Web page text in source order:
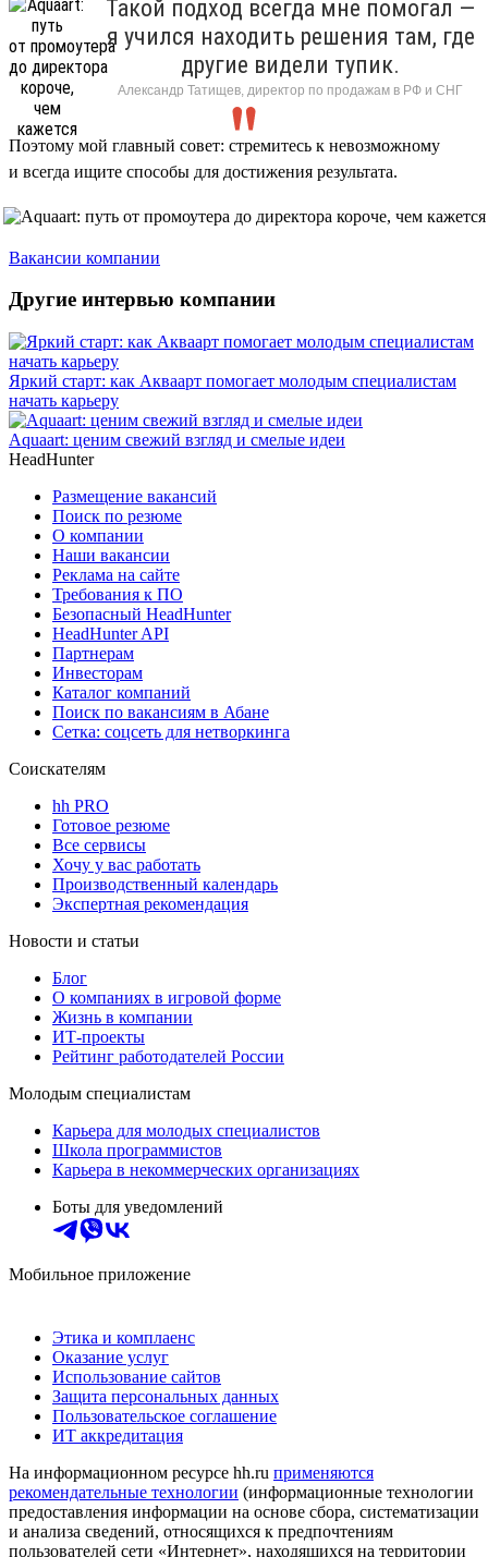
Такой подход всегда мне помогал —
я учился находить решения там, где
другие видели тупик.
Александр Татищев, директор по продажам в РФ и СНГ
Поэтому мой главный совет: стремитесь к невозможному
и всегда ищите способы для достижения результата.
Вакансии компании
Другие интервью компании
Яркий старт: как Акваарт помогает молодым специалистам
начать карьеру
Aquaart: ценим свежий взгляд и смелые идеи
HeadHunter
Размещение вакансий
Поиск по резюме
О компании
Наши вакансии
Реклама на сайте
Требования к ПО
Безопасный HeadHunter
HeadHunter API
Партнерам
Инвесторам
Каталог компаний
Поиск по вакансиям в Абане
Сетка: соцсеть для нетворкинга
Соискателям
hh PRO
Готовое резюме
Все сервисы
Хочу у вас работать
Производственный календарь
Экспертная рекомендация
Новости и статьи
Блог
О компаниях в игровой форме
Жизнь в компании
ИТ-проекты
Рейтинг работодателей России
Молодым специалистам
Карьера для молодых специалистов
Школа программистов
Карьера в некоммерческих организациях
Боты для уведомлений
Мобильное приложение
Этика и комплаенс
Оказание услуг
Использование сайтов
Защита персональных данных
Пользовательское соглашение
ИТ аккредитация
На информационном ресурсе hh.ru применяются
рекомендательные технологии (информационные технологии
предоставления информации на основе сбора, систематизации
и анализа сведений, относящихся к предпочтениям
пользователей сети «Интернет», находящихся на территории